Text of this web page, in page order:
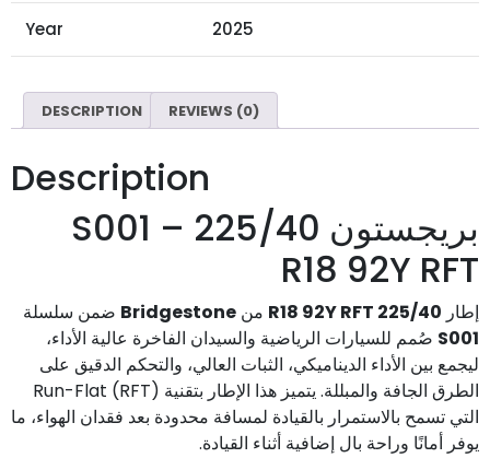
Year 2025
DESCRIPTION REVIEWS (0)
Description
بريجستون S001 – 225/40
R18 92Y RFT
إطار 225/40 R18 92Y RFT من Bridgestone ضمن سلسلة
S001 صُمم للسيارات الرياضية والسيدان الفاخرة عالية الأداء،
ليجمع بين الأداء الديناميكي، الثبات العالي، والتحكم الدقيق على
الطرق الجافة والمبللة. يتميز هذا الإطار بتقنية Run-Flat (RFT)
التي تسمح بالاستمرار بالقيادة لمسافة محدودة بعد فقدان الهواء، ما
يوفر أمانًا وراحة بال إضافية أثناء القيادة.